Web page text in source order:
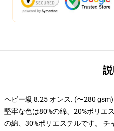
ヘビー級 8.25 オンス. (〜280
堅牢な色は80%の綿、20%ポリエ
の綿、30%ポリエステルです。 チ